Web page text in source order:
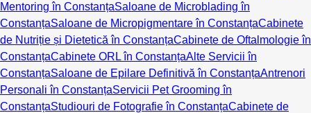
Mentoring în ConstanțaSaloane de Microblading în
ConstanțaSaloane de Micropigmentare în ConstanțaCabinete
de Nutriție și Dietetică în ConstanțaCabinete de Oftalmologie în
ConstanțaCabinete ORL în ConstanțaAlte Servicii în
ConstanțaSaloane de Epilare Definitivă în ConstanțaAntrenori
Personali în ConstanțaServicii Pet Grooming în
ConstanțaStudiouri de Fotografie în ConstanțaCabinete de